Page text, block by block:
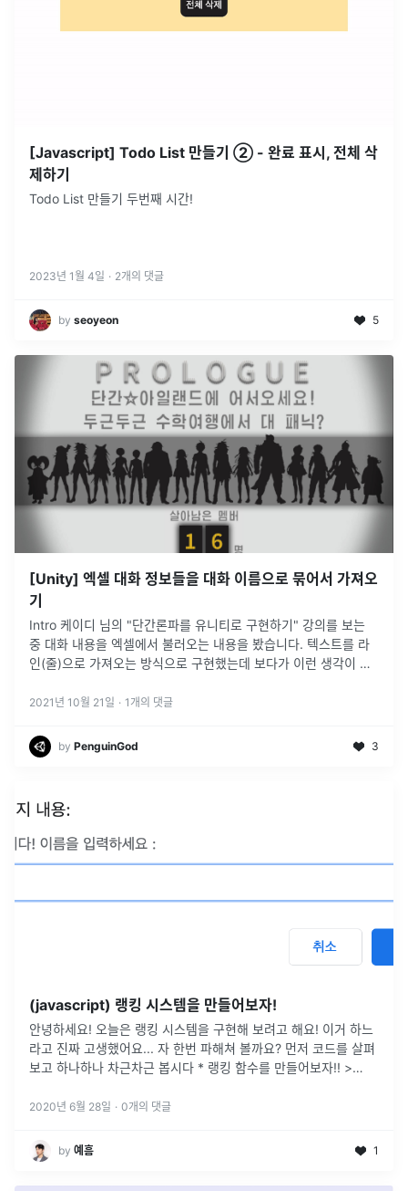
[Javascript] Todo List 만들기 ② - 완료 표시, 전체 삭
제하기
Todo List 만들기 두번째 시간!
2023년 1월 4일 · 2개의 댓글
by seoyeon 5
[Unity] 엑셀 대화 정보들을 대화 이름으로 묶어서 가져오
기
Intro 케이디 님의 "단간론파를 유니티로 구현하기" 강의를 보는
중 대화 내용을 엑셀에서 불러오는 내용을 봤습니다. 텍스트를 라
인(줄)으로 가져오는 방식으로 구현했는데 보다가 이런 생각이 들
줄이 무...
2021년 10월 21일 · 1 개의 댓글
by PenguinGod 3
(javascript) 랭킹 시스템을 만들어보자!
안녕하세요! 오늘은 랭킹 시스템을 구현해 보려고 해요! 이거 하느
라고 진짜 고생했어요... 자 한번 파해쳐 볼까요? 먼저 코드를 살펴
보고 하나하나 차근차근 봅시다 * 랭킹 함수를 만들어보자!! >
2020년 6월 28일 · 0개의 댓글
by 예흠 1